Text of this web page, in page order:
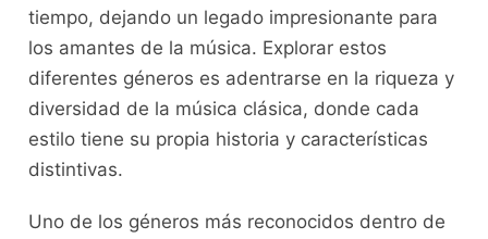
tiempo, dejando un ⁤legado impresionante para
los amantes de la ⁤música. ⁤Explorar estos
diferentes géneros es⁤ adentrarse en la riqueza y
diversidad de la música clásica, donde cada
estilo tiene su propia historia y características
distintivas.
Uno de los géneros más reconocidos dentro de